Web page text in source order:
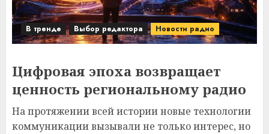
В тренде Выбор редактора Новости радио
Цифровая эпоха возвращает
ценность региональному радио
На протяжении всей истории новые технологии
коммуникации вызывали не только интерес, но